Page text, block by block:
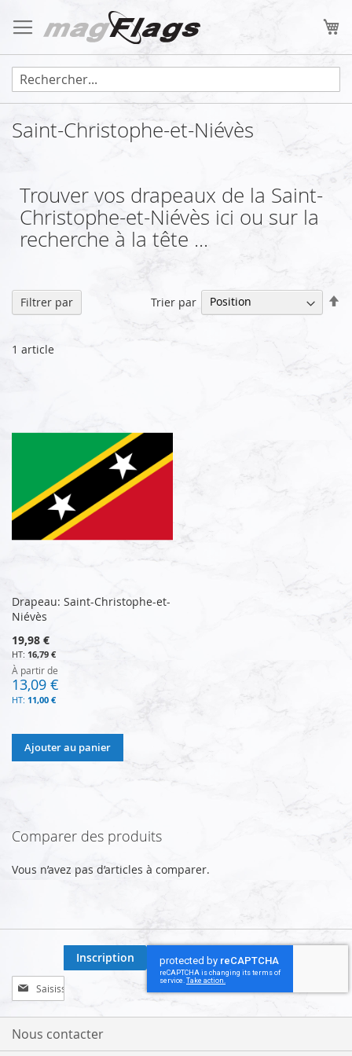
au
contenu
Saint-Christophe-et-Niévès
Trouver vos drapeaux de la Saint-
Christophe-et-Niévès ici ou sur la
recherche à la tête ...
1 article
Trier par
Drapeau: Saint-Christophe-et-
Niévès
19,98 €
16,79 €
À partir de
13,09 €
11,00 €
Ajouter au panier
Filtrer par
Comparer des produits
Vous n’avez pas d’articles à comparer.
Inscription
à
notre
lettre
Inscription
Nous contacter